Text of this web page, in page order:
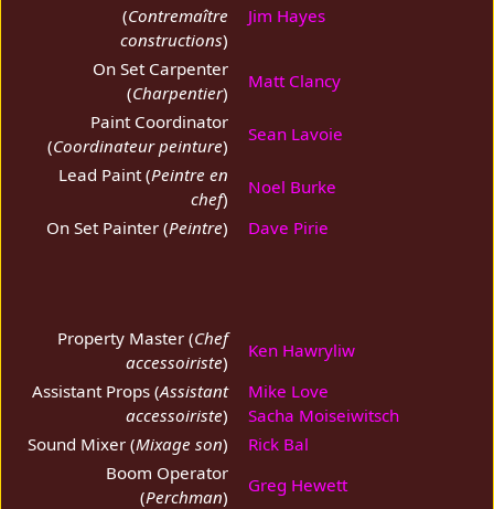
(Contremaître
constructions)
Jim Hayes
On Set Carpenter
(Charpentier)
Matt Clancy
Paint Coordinator
(Coordinateur peinture)
Sean Lavoie
Lead Paint (Peintre en
chef)
Noel Burke
On Set Painter (Peintre) Dave Pirie
Property Master (Chef
accessoiriste)
Ken Hawryliw
Assistant Props (Assistant
accessoiriste)
Mike Love
Sacha Moiseiwitsch
Sound Mixer (Mixage son)
Rick Bal
Boom Operator
(Perchman)
Greg Hewett